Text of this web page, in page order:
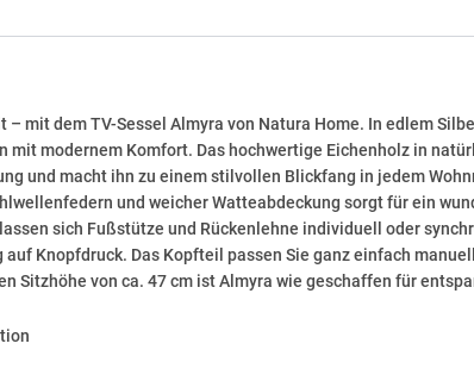
– mit dem TV-SesselAlmyra von Natura Home. In edlem
mit modernem Komfort. Das hochwertige Eichenholz in
und macht ihn zu einem stilvollen Blickfang in jedem
und weicher Watteabdeckung sorgt für ein
sich Fußstütze und Rückenlehne individuell oder
Knopfdruck. Das Kopfteil passen Sie ganz einfach
Sitzhöhe von ca. 47 cm istAlmyra wie geschaffen für